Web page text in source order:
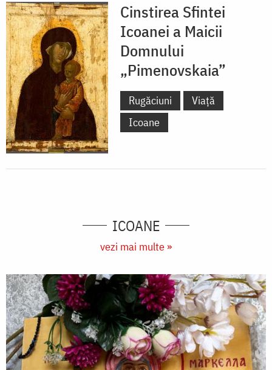
Cinstirea Sfintei
Icoanei a Maicii
Domnului
„Pimenovskaia”
Rugăciuni
Viață
Icoane
ICOANE
vezi mai multe »